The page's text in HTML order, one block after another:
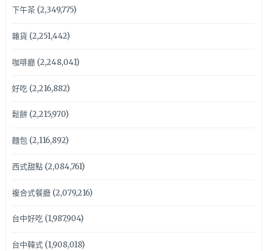
下午茶(2,349,775)
雜貨 (2,251,442)
咖啡廳(2,248,041)
好吃(2,216,882)
鬆餅(2,215,970)
麵包(2,116,892)
西式甜點(2,084,761)
複合式餐廳(2,079,216)
台中好吃(1,987,904)
台中韓式(1,908,018)